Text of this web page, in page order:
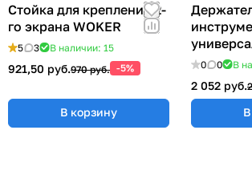
Стойка для крепления 2-
го экрана WOKER
5 3 В наличии: 15
921,50 руб.970 руб. -5%
В корзину
0 0 В
2 052 руб.